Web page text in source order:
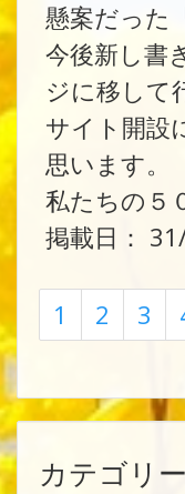
懸案だった
今後新し書
ジに移して
サイト開設
思います。
私たちの５
掲載日：
1 2 3
カテゴリー